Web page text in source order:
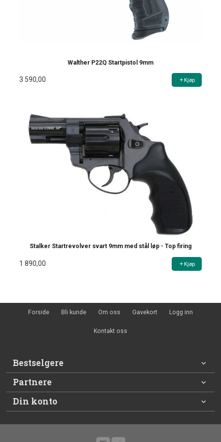
Walther P22Q Startpistol 9mm
3 590,00 Kjøp
Stalker Startrevolver svart 9mm med stål løp - Top firing
1 890,00 Kjøp
Forside Bli kunde Om oss Gavekort Logg inn
Kontakt oss
Bestselgere
Partnere
Din konto